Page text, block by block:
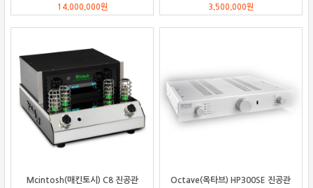
14,000,000원 3,500,000원
Mcintosh(매킨토시) C8 진공관
Octave(옥타브) HP300SE 진공관